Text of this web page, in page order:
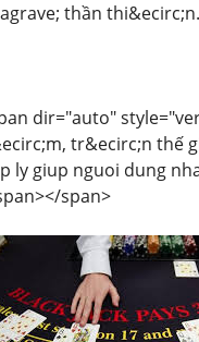
thần
dir="auto"
tr&ecirc;n thế
ly giup nguoi dung
span>